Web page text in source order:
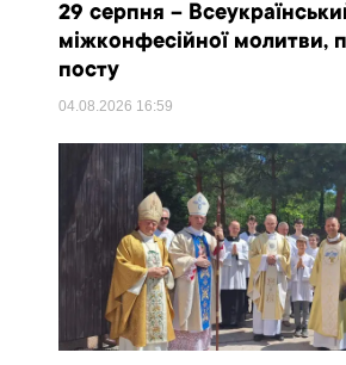
29 серпня –
міжконфесійної молитви,
посту
04.08.2026 16:59